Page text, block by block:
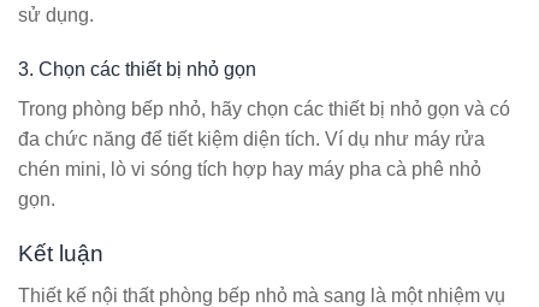
sử dụng.
3. Chọn các thiết bị nhỏ gọn
Trong phòng bếp nhỏ, hãy chọn các thiết bị nhỏ gọn và có
đa chức năng để tiết kiệm diện tích. Ví dụ như máy rửa
chén mini, lò vi sóng tích hợp hay máy pha cà phê nhỏ
gọn.
Kết luận
Thiết kế nội thất phòng bếp nhỏ mà sang là một nhiệm vụ